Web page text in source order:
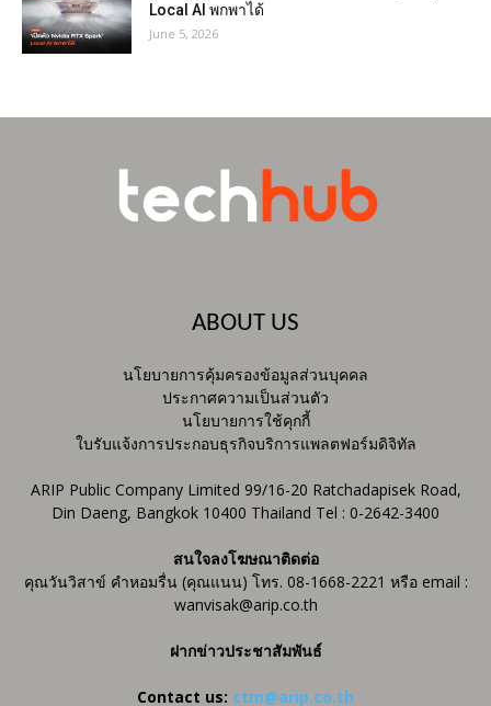
Local AI พกพาได้
June 5, 2026
ABOUT US
นโยบายการคุ้มครองข้อมูลส่วนบุคคล
ประกาศความเป็นส่วนตัว
นโยบายการใช้คุกกี้
ใบรับแจ้งการประกอบธุรกิจบริการแพลตฟอร์มดิจิทัล
ARIP Public Company Limited 99/16-20 Ratchadapisek Road,
Din Daeng, Bangkok 10400 Thailand Tel : 0-2642-3400
สนใจลงโฆษณาติดต่อ
คุณวันวิสาข์ คำหอมรื่น (คุณแนน) โทร. 08-1668-2221 หรือ email :
wanvisak@arip.co.th
ฝากข่าวประชาสัมพันธ์
Contact us: ctm@arip.co.th